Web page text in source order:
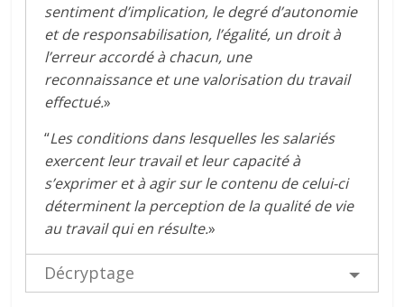
sentiment d’implication, le degré d’autonomie
et de responsabilisation, l’égalité, un droit à
l’erreur accordé à chacun, une
reconnaissance et une valorisation du travail
effectué.»
“Les conditions dans lesquelles les salariés
exercent leur travail et leur capacité à
s’exprimer et à agir sur le contenu de celui-ci
déterminent la perception de la qualité de vie
au travail qui en résulte.»
Décryptage